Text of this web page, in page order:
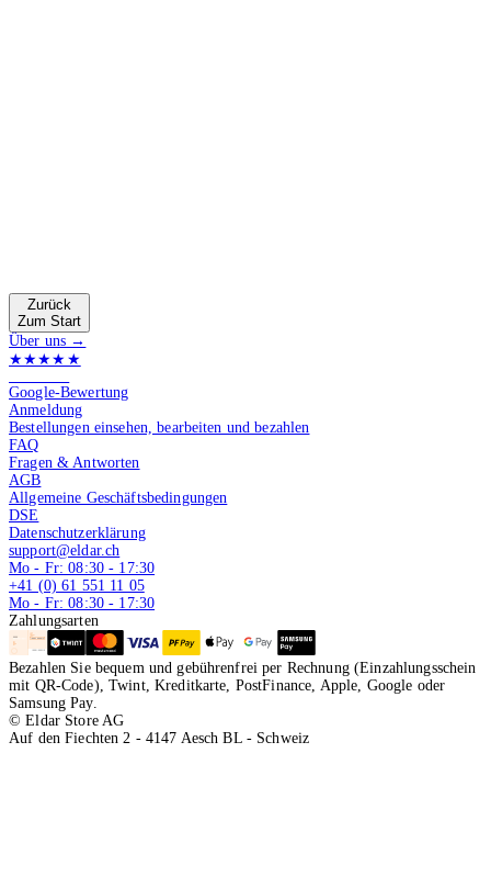
Zurück
Zum Start
Über uns →
★★★★★
Google-Bewertung
Anmeldung
Bestellungen einsehen, bearbeiten und bezahlen
FAQ
Fragen & Antworten
AGB
Allgemeine Geschäftsbedingungen
DSE
Datenschutzerklärung
support@eldar.ch
Mo - Fr: 08:30 - 17:30
+41 (0) 61 551 11 05
Mo - Fr: 08:30 - 17:30
Zahlungsarten
Bezahlen Sie bequem und gebührenfrei per Rechnung (Einzahlungsschein
mit QR-Code), Twint, Kreditkarte, PostFinance, Apple, Google oder
Samsung Pay.
© Eldar Store AG
Auf den Fiechten 2 - 4147 Aesch BL - Schweiz